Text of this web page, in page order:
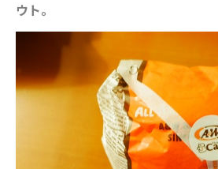
ウト。